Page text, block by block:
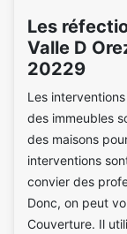
Les
Valle D
20229
Les
des immeubles
des maisons
interventions
convier des
Donc, on peut
Couverture. Il